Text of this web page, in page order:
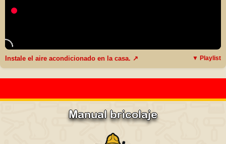
Instale el aire acondicionado en la casa. ↗ ▼ Playlist
Manual bricolaje